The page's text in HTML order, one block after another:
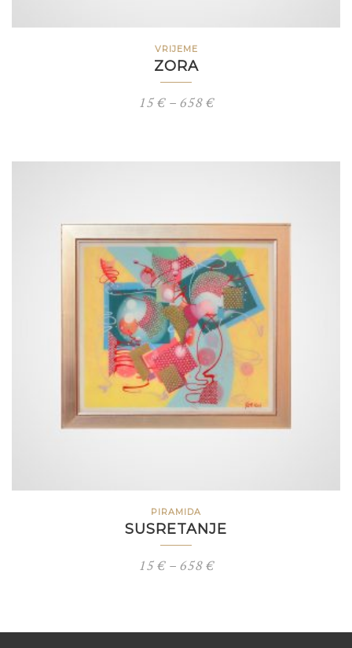
VRIJEME
ZORA
15€ – 658€Price
PIRAMIDA
SUSRETANJE
15€ – 658€Price
through